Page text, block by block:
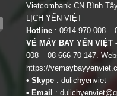
Vietcombank CN Bình
LỊCH YẾN VIỆT
Hotline : 0914 970 008 –
VÉ MÁY BAY YẾN VIỆT
008 – 08 666 70 147.
https://
• Skype: dulichyenviet
• Email :